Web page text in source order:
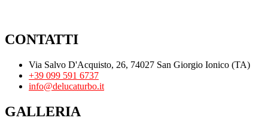
CONTATTI
Via Salvo D'Acquisto, 26, 74027 San Giorgio Ionico (TA)
+39 099 591 6737
info@delucaturbo.it
GALLERIA